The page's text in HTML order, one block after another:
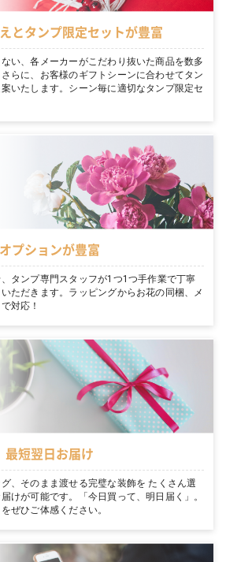
とタンプ限定セットが豊富
い、各メーカーがこだわり抜いた商品を数多
らに、お客様のギフトシーンに合わせてタン
いたします。シーン毎に適切なタンプ限定セ
オプションが豊富
タンプ専門スタッフが1つ1つ手作業で丁寧
ただきます。ラッピングからお花の同梱、メ
対応！
最短翌日お届け
、そのまま渡せる完璧な装飾を たくさん選
けが可能です。「今日買って、明日届く」。
ぜひご体感ください。